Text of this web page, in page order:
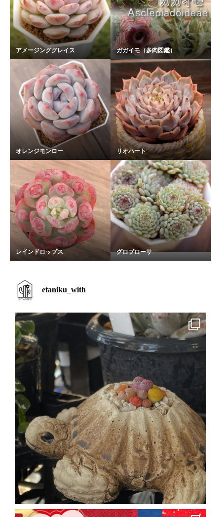
アメージンググレイス ガガイモ（多肉図鑑）
オレンジモンロー リオハート
レインドロップス グロブローサ
etaniku_with